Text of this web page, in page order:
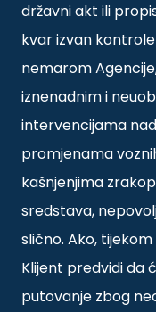
državni akt ili
kvar izvan
nemarom
iznenadnim i
intervencijama
promjenama
kašnjenjima
sredstava,
slično. Ako,
Klijent predvidi da
putovanje zbog